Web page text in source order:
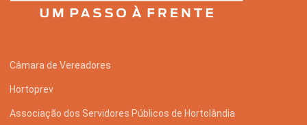
Câmara de Vereadores
Hortoprev
Associação dos Servidores Públicos de Hortolândia